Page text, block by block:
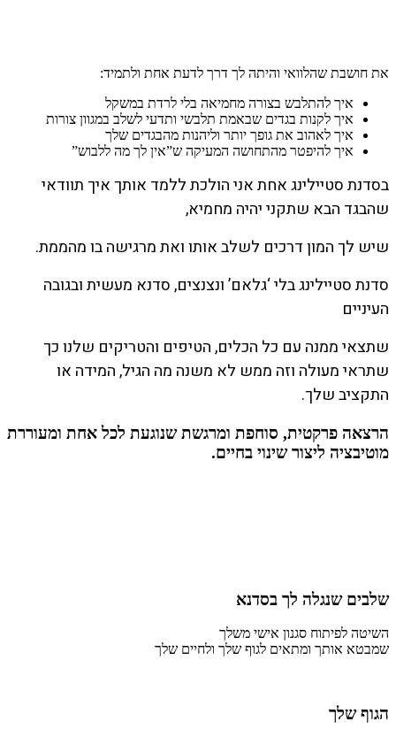
את חושבת שהלוואי והיתה לך דרך לדעת אחת ולתמיד:
איך להתלבש בצורה מחמיאה בלי לרדת במשקל
איך לקנות בגדים שבאמת תלבשי ותדעי לשלב במגוון צורות
איך לאהוב את גופך יותר וליהנות מהבגדים שלך
איך להיפטר מהתחושה המעיקה ש”אין לך מה ללבוש”
בסדנת סטיילינג אחת אני הולכת ללמד אותך איך תוודאי
שהבגד הבא שתקני יהיה מחמיא,
שיש לך המון דרכים לשלב אותו ואת מרגישה בו מהממת.
סדנת סטיילינג בלי ‘גלאם’ ונצנצים, סדנא מעשית ובגובה
העיניים
שתצאי ממנה עם כל הכלים, הטיפים והטריקים שלנו כך
שתראי מעולה וזה ממש לא משנה מה הגיל, המידה או
התקציב שלך.
הרצאה פרקטית, סוחפת ומרגשת שנוגעת לכל אחת ומעוררת
מוטיבציה ליצור שינוי בחיים.
שלבים שנגלה לך בסדנא
השיטה לפיתוח סגנון אישי משלך
שמבטא אותך ומתאים לגוף שלך ולחיים שלך
הגוף שלך